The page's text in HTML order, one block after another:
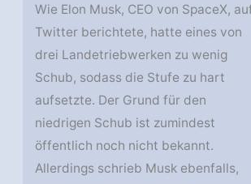
Wie Elon Musk, CEO von SpaceX,
Twitter berichtete, hatte eines von
drei Landetriebwerken zu wenig
Schub, sodass die Stufe zu hart
aufsetzte. Der Grund für den
niedrigen Schub ist zumindest
öffentlich noch nicht bekannt.
Allerdings schrieb Musk ebenfalls,